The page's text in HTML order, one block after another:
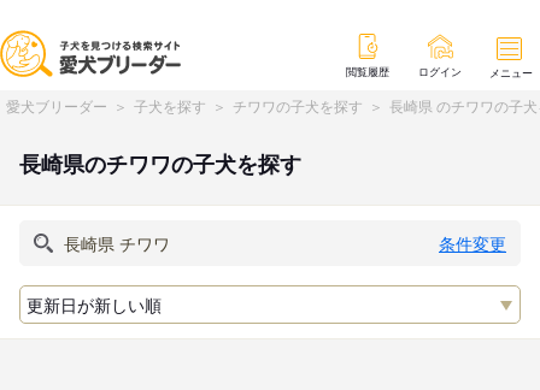
閲覧履歴 ログイン メニュー
愛犬ブリーダー 子犬を探す チワワの子犬を探す 長崎県 のチワワの子
長崎県のチワワの子犬を探す
条件変更